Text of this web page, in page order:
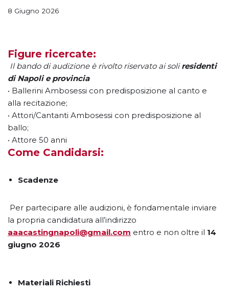
8 Giugno 2026
Figure ricercate:
Il bando di audizione è rivolto riservato ai soliresidenti
di Napoli e provincia
• Ballerini Ambosessi con predisposizione al canto e
alla recitazione;
• Attori/Cantanti Ambosessi con predisposizione al
ballo;
• Attore 50 anni
Come Candidarsi:
Scadenze
Per partecipare alle audizioni, è fondamentale inviare
la propria candidatura all’indirizzo
aaacastingnapoli@gmail.com entro e non oltre il 14
giugno 2026
Materiali Richiesti